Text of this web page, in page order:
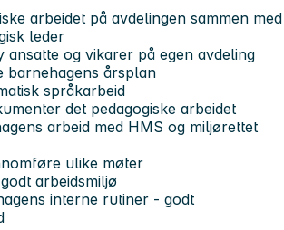
arbeidet på avdelingen sammen med
leder
og vikarer på egen avdeling
barnehagens årsplan
språkarbeid
det pedagogiske arbeidet
arbeid med HMS og miljørettet
ulike møter
arbeidsmiljø
interne rutiner - godt